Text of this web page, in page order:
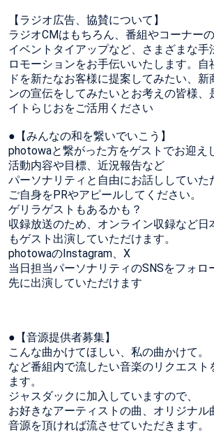
【ラジオ広告、協賛について】
ラジオCMはもちろん、番組やコーナー
イベントタイアップなど、さまざまな手
ロモーションをお手伝いいたします。自
ドを新たなお客様に提案してみたい、新
ンの宣伝をしてみたいとお考えの皆様、
イトらじおをご活用ください
●【みんなの和を繋いでいこう】
photowaと繋がった方をゲストでお迎え
活動内容や目標、近況報告など
パーソナリティと自由にお話ししていた
ご自身をPRやアピールしてください。
ゲリラゲストもあるかも？
収録放送のため、オンライン収録など日
もゲスト出演していただけます。
photowaのInstagram、X
当日担当パーソナリティのSNSをフォロ
先に出演していただけます
●【音源提供者募集】
こんな曲かけてほしい、私の曲かけて。
など番組内で流したい音楽のリクエスト
ます。
ジャスダックに加入していますので、
お好きなアーティストの曲、オリジナル
音源を頂ければ流させていただきます。